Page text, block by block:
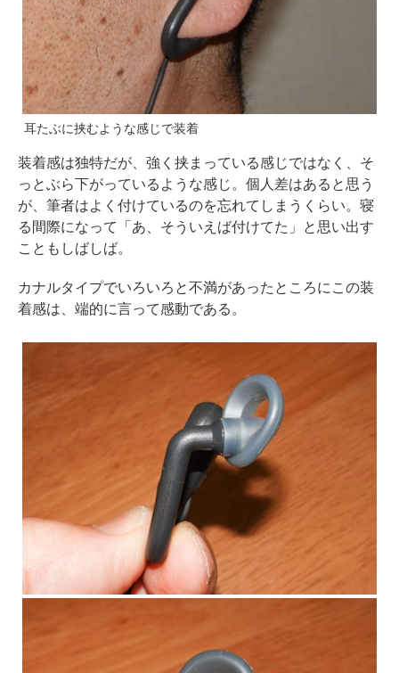
耳たぶに挟むような感じで装着
装着感は独特だが、強く挟まっている感じではなく、そ
っとぶら下がっているような感じ。個人差はあると思う
が、筆者はよく付けているのを忘れてしまうくらい。寝
る間際になって「あ、そういえば付けてた」と思い出す
こともしばしば。
カナルタイプでいろいろと不満があったところにこの装
着感は、端的に言って感動である。